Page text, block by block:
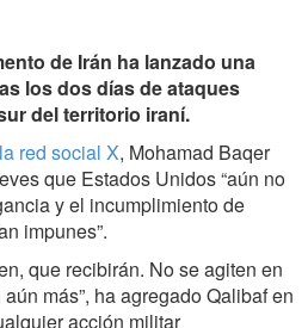
de Irán ha lanzado una
los dos días de ataques
del territorio iraní.
red social X, Mohamad Baqer
que Estados Unidos “aún no
y el incumplimiento de
impunes”.
que recibirán. No se agiten en
más”, ha agregado Qalibaf en
acción militar